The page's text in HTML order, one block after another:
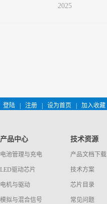
2025
登陆 注册 设为首页 加入收藏
产品中心
电池管理与充电
LED驱动芯片
电机与驱动
模拟与混合信号
技术资源
产品文档下载
技术方案
芯片目录
常见问题